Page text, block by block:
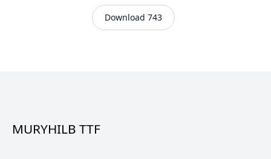
Download 743
MURYHILB TTF